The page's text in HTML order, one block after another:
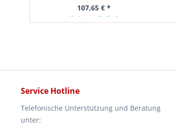
107,65 € *
Ab Lager lieferbar
Service Hotline
Telefonische Unterstützung und Beratung
unter: